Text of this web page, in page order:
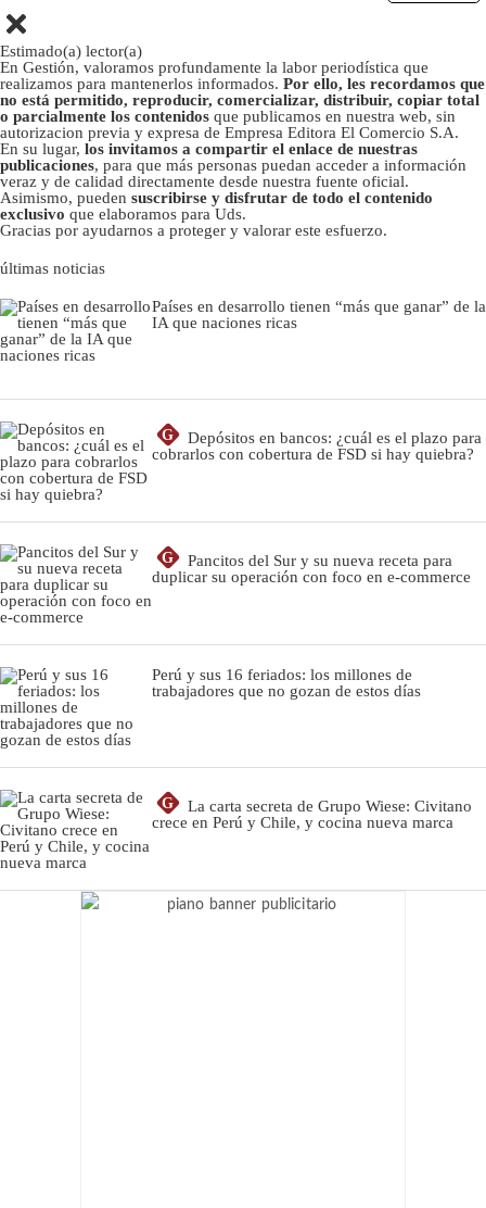
Estimado(a) lector(a)
En Gestión, valoramos profundamente la labor periodística que
realizamos para mantenerlos informados. Por ello, les recordamos que
no está permitido, reproducir, comercializar, distribuir, copiar total
o parcialmente los contenidos que publicamos en nuestra web, sin
autorizacion previa y expresa de Empresa Editora El Comercio S.A.
En su lugar, los invitamos a compartir el enlace de nuestras
publicaciones, para que más personas puedan acceder a información
veraz y de calidad directamente desde nuestra fuente oficial.
Asimismo, pueden suscribirse y disfrutar de todo el contenido
exclusivo que elaboramos para Uds.
Gracias por ayudarnos a proteger y valorar este esfuerzo.
últimas noticias
Países en desarrollo tienen “más que ganar” de la
IA que naciones ricas
G
Depósitos en bancos: ¿cuál es el plazo para
cobrarlos con cobertura de FSD si hay quiebra?
G
Pancitos del Sur y su nueva receta para
duplicar su operación con foco en e-commerce
Perú y sus 16 feriados: los millones de
trabajadores que no gozan de estos días
G
La carta secreta de Grupo Wiese: Civitano
crece en Perú y Chile, y cocina nueva marca